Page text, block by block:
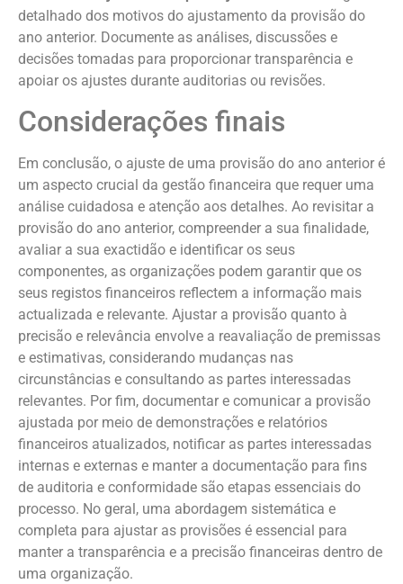
detalhado dos motivos do ajustamento da provisão do
ano anterior. Documente as análises, discussões e
decisões tomadas para proporcionar transparência e
apoiar os ajustes durante auditorias ou revisões.
Considerações finais
Em conclusão, o ajuste de uma provisão do ano anterior é
um aspecto crucial da gestão financeira que requer uma
análise cuidadosa e atenção aos detalhes. Ao revisitar a
provisão do ano anterior, compreender a sua finalidade,
avaliar a sua exactidão e identificar os seus
componentes, as organizações podem garantir que os
seus registos financeiros reflectem a informação mais
actualizada e relevante. Ajustar a provisão quanto à
precisão e relevância envolve a reavaliação de premissas
e estimativas, considerando mudanças nas
circunstâncias e consultando as partes interessadas
relevantes. Por fim, documentar e comunicar a provisão
ajustada por meio de demonstrações e relatórios
financeiros atualizados, notificar as partes interessadas
internas e externas e manter a documentação para fins
de auditoria e conformidade são etapas essenciais do
processo. No geral, uma abordagem sistemática e
completa para ajustar as provisões é essencial para
manter a transparência e a precisão financeiras dentro de
uma organização.